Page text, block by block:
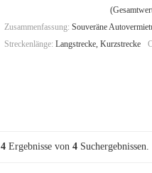
Zusammenfassung: Souveräne
Streckenlänge: Langstrecke, Kurzstrecke
4 Ergebnisse von 4 Suchergebnissen.